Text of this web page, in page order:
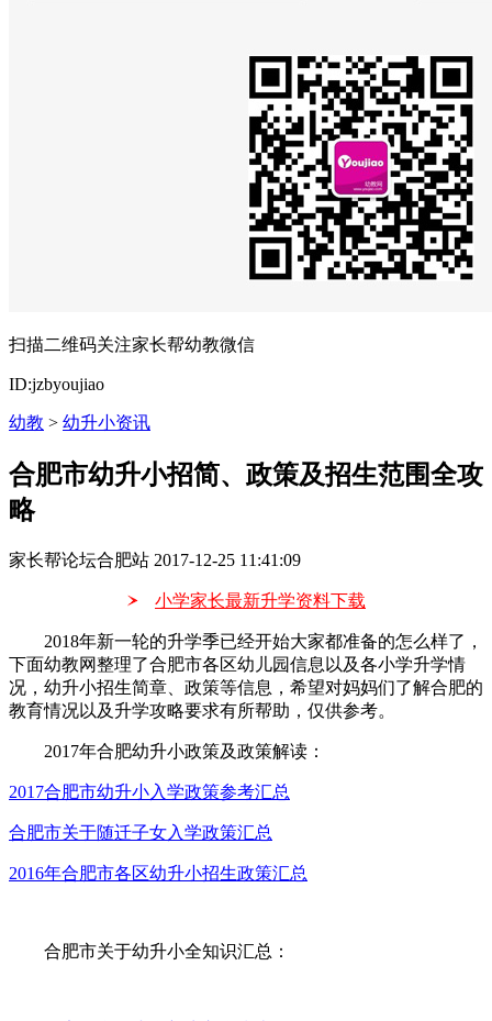
扫描二维码关注家长帮幼教微信
ID:jzbyoujiao
幼教 > 幼升小资讯
合肥市幼升小招简、政策及招生范围全攻
略
家长帮论坛合肥站 2017-12-25 11:41:09
小学家长最新升学资料下载
2018年新一轮的升学季已经开始大家都准备的怎么样了，
下面幼教网整理了合肥市各区幼儿园信息以及各小学升学情
况，幼升小招生简章、政策等信息，希望对妈妈们了解合肥的
教育情况以及升学攻略要求有所帮助，仅供参考。
2017年合肥幼升小政策及政策解读：
2017合肥市幼升小入学政策参考汇总
合肥市关于随迁子女入学政策汇总
2016年合肥市各区幼升小招生政策汇总
合肥市关于幼升小全知识汇总：